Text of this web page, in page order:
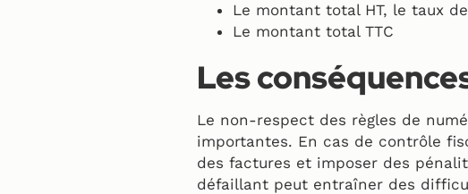
Le montant total HT, le taux
Le montant total TTC
Les
Le non-respect des règles de
importantes. En cas de contrôle
des factures et imposer des
défaillant peut entraîner des